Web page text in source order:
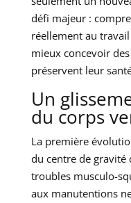
défi majeur :
réellement au
mieux concevoir
préservent leur
Un
du corps
La première
du centre de gravité
troubles musculo-
aux manutentions